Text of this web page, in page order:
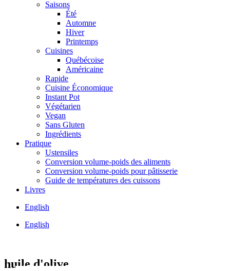
Saisons
Été
Automne
Hiver
Printemps
Cuisines
Québécoise
Américaine
Rapide
Cuisine Économique
Instant Pot
Végétarien
Vegan
Sans Gluten
Ingrédients
Pratique
Ustensiles
Conversion volume-poids des aliments
Conversion volume-poids pour pâtisserie
Guide de températures des cuissons
Livres
English
English
huile d'olive